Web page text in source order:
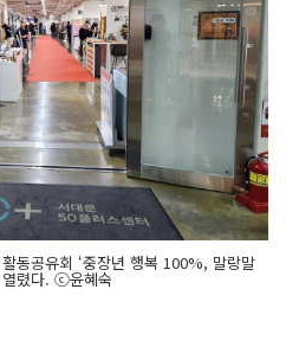
동공유회 ‘중장년 행복 100%, 말랑말
열렸다. ⓒ윤혜숙